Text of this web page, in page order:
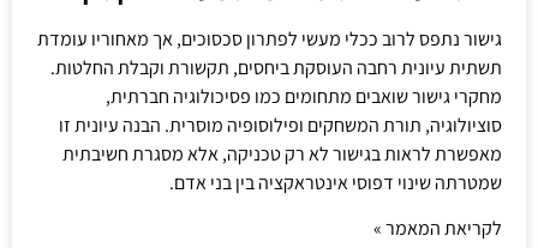
גישור נתפס לרוב ככלי מעשי לפתרון סכסוכים, אך מאחוריו עומדת
תשתית עיונית רחבה העוסקת ביחסים, תקשורת וקבלת החלטות.
מחקרי גישור שואבים מתחומים כמו פסיכולוגיה חברתית,
סוציולוגיה, תורת המשחקים ופילוסופיה מוסרית. הבנה עיונית זו
מאפשרת לראות בגישור לא רק טכניקה, אלא מסגרת חשיבתית
שמטרתה שינוי דפוסי אינטראקציה בין בני אדם.
לקריאת המאמר »